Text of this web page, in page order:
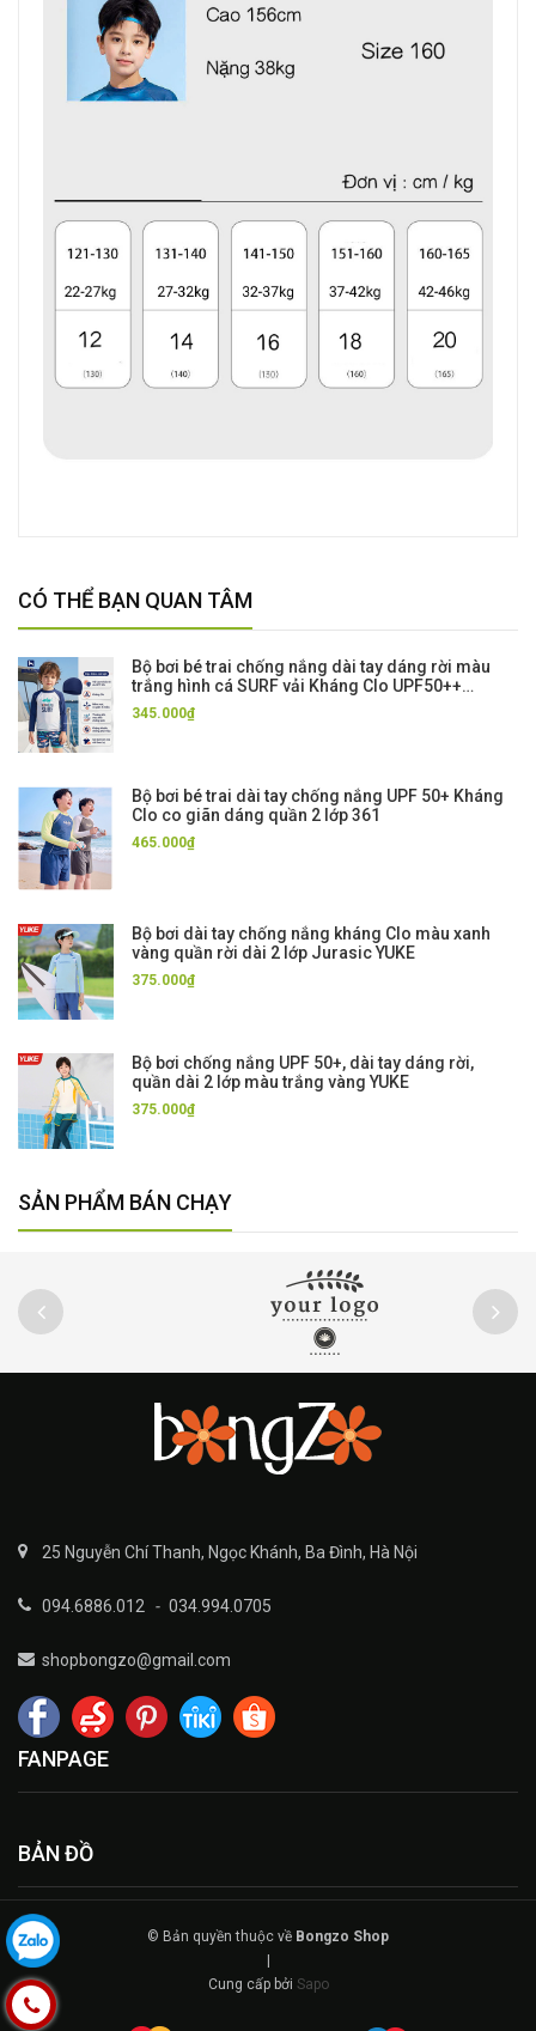
CÓ THỂ BẠN QUAN TÂM
Bộ bơi bé trai chống nắng dài tay dáng rời màu
trắng hình cá SURF vải Kháng Clo UPF50++
Momasong
345.000₫
Bộ bơi bé trai dài tay chống nắng UPF 50+ Kháng
Clo co giãn dáng quần 2 lớp 361
465.000₫
Bộ bơi dài tay chống nắng kháng Clo màu xanh
vàng quần rời dài 2 lớp Jurasic YUKE
375.000₫
Bộ bơi chống nắng UPF 50+, dài tay dáng rời,
quần dài 2 lớp màu trắng vàng YUKE
375.000₫
SẢN PHẨM BÁN CHẠY
25 Nguyễn Chí Thanh, Ngọc Khánh, Ba Đình, Hà Nội
094.6886.012 - 034.994.0705
shopbongzo@gmail.com
FANPAGE
BẢN ĐỒ
© Bản quyền thuộc về Bongzo Shop
|
Cung cấp bởi Sapo